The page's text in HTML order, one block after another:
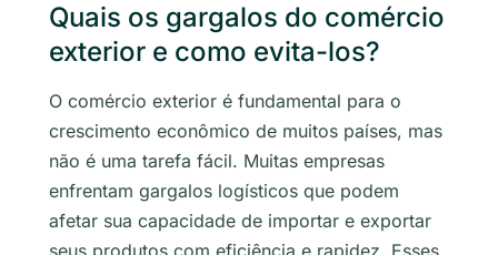
Quais os gargalos do comércio
exterior e como evita-los?
O comércio exterior é fundamental para o
crescimento econômico de muitos países, mas
não é uma tarefa fácil. Muitas empresas
enfrentam gargalos logísticos que podem
afetar sua capacidade de importar e exportar
seus produtos com eficiência e rapidez. Esses